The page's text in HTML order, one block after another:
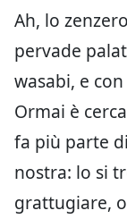
Ah, lo
pervade
wasabi, e
Ormai è
fa più parte
nostra: lo si
grattugiare,